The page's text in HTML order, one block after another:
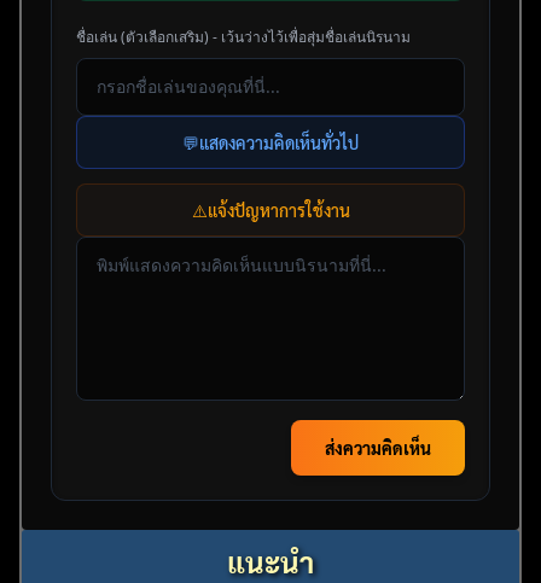
ชื่อเล่น (ตัวเลือกเสริม) - เว้นว่างไว้เพื่อสุ่มชื่อเล่นนิรนาม
💬แสดงความคิดเห็นทั่วไป
⚠️แจ้งปัญหาการใช้งาน
ส่งความคิดเห็น
แนะนำ